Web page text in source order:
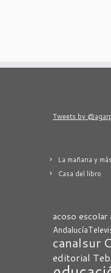
Tweets by
La mañana y
Casa del libro
acoso escolar
canalsur
editorial